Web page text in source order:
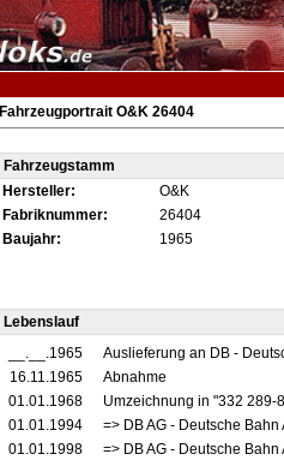
Fahrzeugportrait O&K 26404
Fahrzeugstamm
Hersteller:
O&K
Fabriknummer:
26404
Baujahr:
1965
Lebenslauf
__.__.1965
Auslieferung an DB -
16.11.1965
Abnahme
01.01.1968
Umzeichnung in "332 289-
01.01.1994
=> DB AG - Deutsche
01.01.1998
=> DB AG - Deutsche